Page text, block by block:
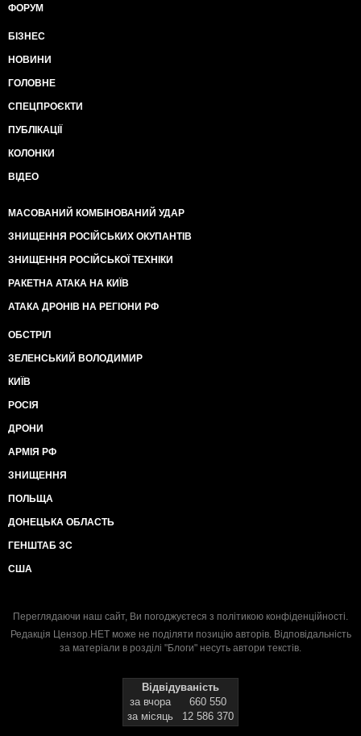
ФОРУМ
БІЗНЕС
НОВИНИ
ГОЛОВНЕ
СПЕЦПРОЄКТИ
ПУБЛІКАЦІЇ
КОЛОНКИ
ВІДЕО
МАСОВАНИЙ КОМБІНОВАНИЙ УДАР
ЗНИЩЕННЯ РОСІЙСЬКИХ ОКУПАНТІВ
ЗНИЩЕННЯ РОСІЙСЬКОЇ ТЕХНІКИ
РАКЕТНА АТАКА НА КИЇВ
АТАКА ДРОНІВ НА РЕГІОНИ РФ
ОБСТРІЛ
ЗЕЛЕНСЬКИЙ ВОЛОДИМИР
КИЇВ
РОСІЯ
ДРОНИ
АРМІЯ РФ
ЗНИЩЕННЯ
ПОЛЬЩА
ДОНЕЦЬКА ОБЛАСТЬ
ГЕНШТАБ ЗС
США
Переглядаючи наш сайт, Ви погоджуєтеся з політикою конфіденційності.
Редакція Цензор.НЕТ може не поділяти позицію авторів. Відповідальність
за матеріали в розділі "Блоги" несуть автори текстів.
Відвідуваність
за вчора
660 550
за місяць
12 586 370